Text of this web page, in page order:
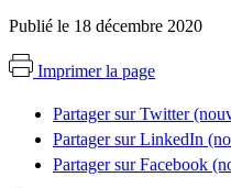
Publié le 18 décembre 2020
Imprimer la page
Partager sur Twitter
Partager sur LinkedIn
Partager sur Facebook